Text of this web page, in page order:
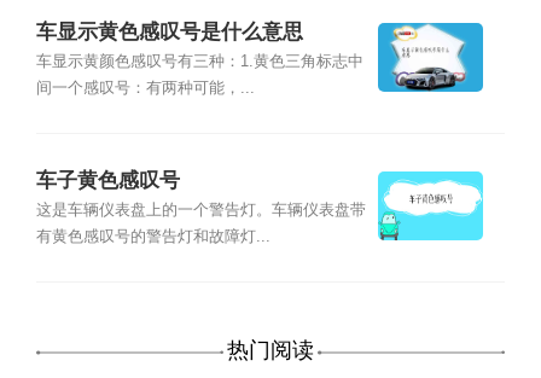
车显示黄色感叹号是什么意思
车显示黄颜色感叹号有三种：1.黄色三角标志中
间一个感叹号：有两种可能，...
车子黄色感叹号
这是车辆仪表盘上的一个警告灯。车辆仪表盘带
有黄色感叹号的警告灯和故障灯...
热门阅读